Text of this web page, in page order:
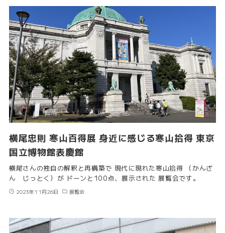
横尾忠則 寒山百得展 身近に感じる寒山拾得 東京
国立博物館表慶館
横尾さんの独自の解釈と再構築で 現代に現れた寒山拾得 （かんざ
ん じっとく）が ドーンと100点、展示された 展覧会です。
2023年11月26日 展覧会